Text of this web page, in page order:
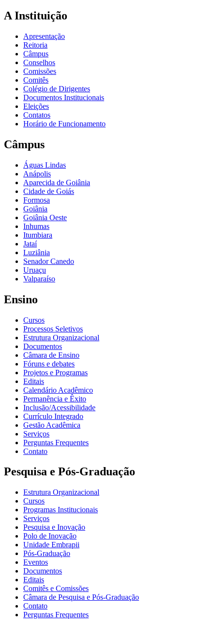
A Instituição
Apresentação
Reitoria
Câmpus
Conselhos
Comissões
Comitês
Colégio de Dirigentes
Documentos Institucionais
Eleições
Contatos
Horário de Funcionamento
Câmpus
Águas Lindas
Anápolis
Aparecida de Goiânia
Cidade de Goiás
Formosa
Goiânia
Goiânia Oeste
Inhumas
Itumbiara
Jataí
Luziânia
Senador Canedo
Uruaçu
Valparaíso
Ensino
Cursos
Processos Seletivos
Estrutura Organizacional
Documentos
Câmara de Ensino
Fóruns e debates
Projetos e Programas
Editais
Calendário Acadêmico
Permanência e Êxito
Inclusão/Acessibilidade
Currículo Integrado
Gestão Acadêmica
Serviços
Perguntas Frequentes
Contato
Pesquisa e Pós-Graduação
Estrutura Organizacional
Cursos
Programas Institucionais
Serviços
Pesquisa e Inovação
Polo de Inovação
Unidade Embrapii
Pós-Graduação
Eventos
Documentos
Editais
Comitês e Comissões
Câmara de Pesquisa e Pós-Graduação
Contato
Perguntas Frequentes